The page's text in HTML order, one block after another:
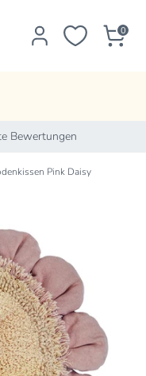
0
Bewertungen
Pink Daisy